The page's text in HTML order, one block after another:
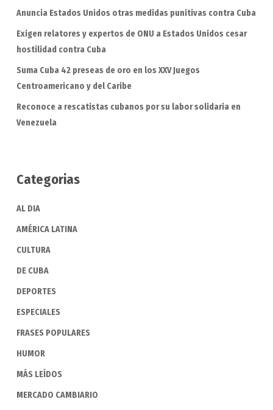
Anuncia Estados Unidos otras medidas punitivas contra Cuba
Exigen relatores y expertos de ONU a Estados Unidos cesar
hostilidad contra Cuba
Suma Cuba 42 preseas de oro en los XXV Juegos
Centroamericano y del Caribe
Reconoce a rescatistas cubanos por su labor solidaria en
Venezuela
Categorias
AL DIA
AMÉRICA LATINA
CULTURA
DE CUBA
DEPORTES
ESPECIALES
FRASES POPULARES
HUMOR
MÁS LEÍDOS
MERCADO CAMBIARIO